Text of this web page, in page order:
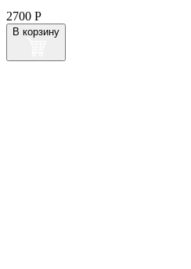
2700 Р
В корзину